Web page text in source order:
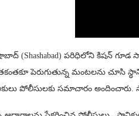
(Shashabad) పరిధిలోని కిషన్‌
పెరుగుతున్న మంటలను చూసి
పోలీసులకు సమాచారం అందించారు.